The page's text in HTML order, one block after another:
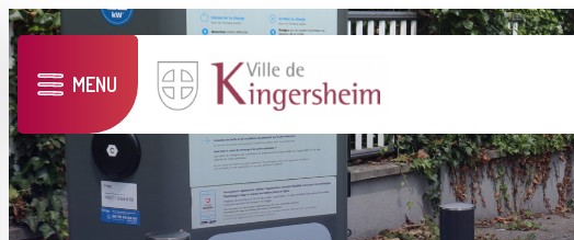
MENU
Nos
Numéro